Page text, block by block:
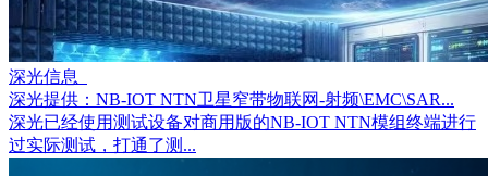
深光信息
深光提供：NB-IOT NTN卫星窄带物联网-射频\EMC\SAR...
深光已经使用测试设备对商用版的NB-IOT NTN模组终端进行
过实际测试，打通了测...